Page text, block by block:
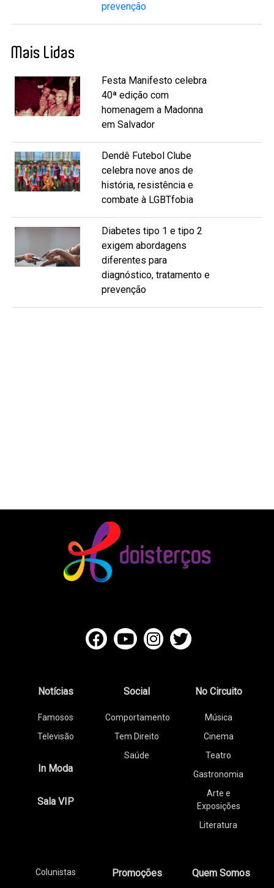
prevenção
Mais Lidas
Festa Manifesto celebra
40ª edição com
homenagem a Madonna
em Salvador
Dendê Futebol Clube
celebra nove anos de
história, resistência e
combate à LGBTfobia
Diabetes tipo 1 e tipo 2
exigem abordagens
diferentes para
diagnóstico, tratamento e
prevenção
Notícias
Famosos
Televisão
In Moda
Sala VIP
Social
Comportamento
Tem Direito
Saúde
No Circuito
Música
Cinema
Teatro
Gastronomia
Arte e
Exposições
Literatura
Colunistas Promoções
Quem Somos